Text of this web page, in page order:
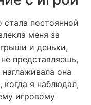
стала постоянной
меня за
и деньки,
представляешь,
она
когда я наблюдал,
игровому